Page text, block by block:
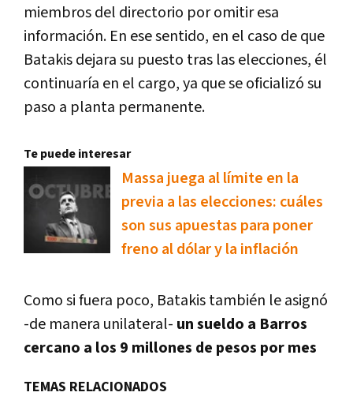
miembros del directorio por omitir esa
información. En ese sentido, en el caso de que
Batakis dejara su puesto tras las elecciones, él
continuaría en el cargo, ya que se oficializó su
paso a planta permanente.
Te puede interesar
Massa juega al límite en la
previa a las elecciones: cuáles
son sus apuestas para poner
freno al dólar y la inflación
Como si fuera poco, Batakis también le asignó
-de manera unilateral- un sueldo a Barros
cercano a los 9 millones de pesos por mes
TEMAS RELACIONADOS